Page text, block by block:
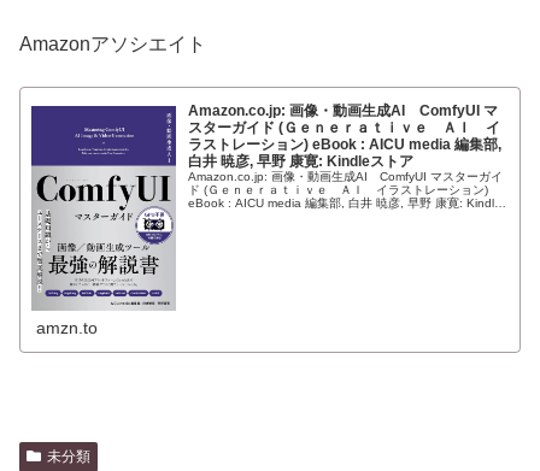
Amazonアソシエイト
Amazon.co.jp: 画像・動画生成AI ComfyUI マ
スターガイド (Ｇｅｎｅｒａｔｉｖｅ ＡＩ イ
ラストレーション) eBook : AICU media 編集部,
白井 暁彦, 早野 康寛: Kindleストア
Amazon.co.jp: 画像・動画生成AI ComfyUI マスターガイ
ド (Ｇｅｎｅｒａｔｉｖｅ ＡＩ イラストレーション)
eBook : AICU media 編集部, 白井 暁彦, 早野 康寛: Kindle
amzn.to
未分類